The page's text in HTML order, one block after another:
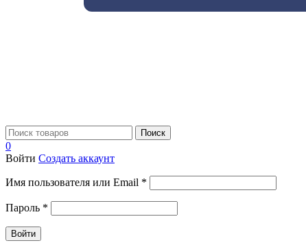
Поиск
0
Войти Создать аккаунт
Имя пользователя или Email *
Пароль *
Войти